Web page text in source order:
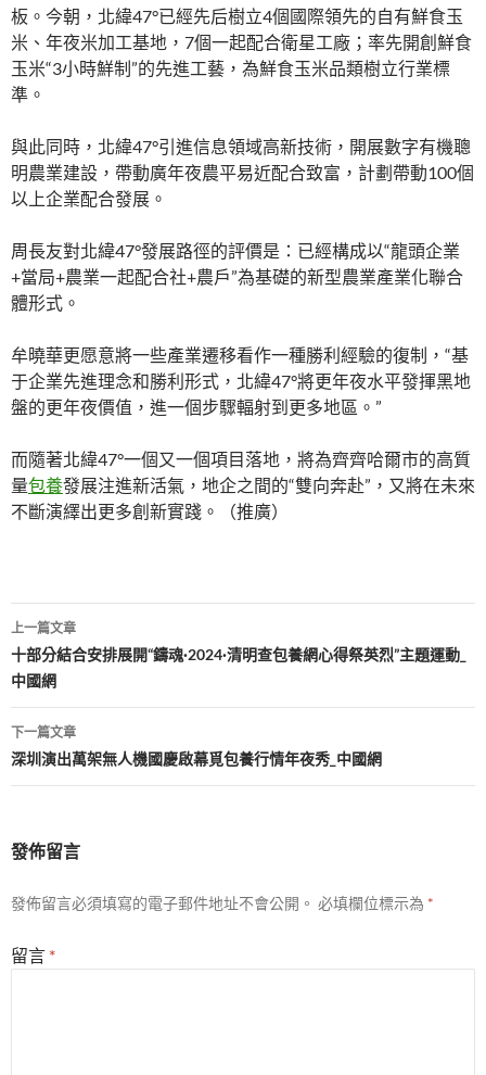
板。今朝，北緯47°已經先后樹立4個國際領先的自有鮮食玉
米、年夜米加工基地，7個一起配合衛星工廠；率先開創鮮食
玉米“3小時鮮制”的先進工藝，為鮮食玉米品類樹立行業標
準。
與此同時，北緯47°引進信息領域高新技術，開展數字有機聰
明農業建設，帶動廣年夜農平易近配合致富，計劃帶動100個
以上企業配合發展。
周長友對北緯47°發展路徑的評價是：已經構成以“龍頭企業
+當局+農業一起配合社+農戶”為基礎的新型農業產業化聯合
體形式。
牟曉華更愿意將一些產業遷移看作一種勝利經驗的復制，“基
于企業先進理念和勝利形式，北緯47°將更年夜水平發揮黑地
盤的更年夜價值，進一個步驟輻射到更多地區。”
而隨著北緯47°一個又一個項目落地，將為齊齊哈爾市的高質
量包養發展注進新活氣，地企之間的“雙向奔赴”，又將在未來
不斷演繹出更多創新實踐。（推廣）
文
章
導
覽
上一篇文章
十部分結合安排展開“鑄魂·2024·清明查包養網心得祭英烈”主題運動_
中國網
下一篇文章
深圳演出萬架無人機國慶啟幕覓包養行情年夜秀_中國網
發佈留言
發佈留言必須填寫的電子郵件地址不會公開。 必填欄位標示為 *
留言 *